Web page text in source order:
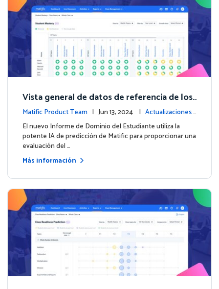
Vista general de datos de referencia de los
estudiantes con el nuevo Informe de Domi
nio del Estudiante
Matific Product Team | Jun 13, 2024 | Actualizaciones
de la plataforma
El nuevo Informe de Dominio del Estudiante utiliza la
potente IA de predicción de Matific para proporcionar una
evaluación del …
Más información